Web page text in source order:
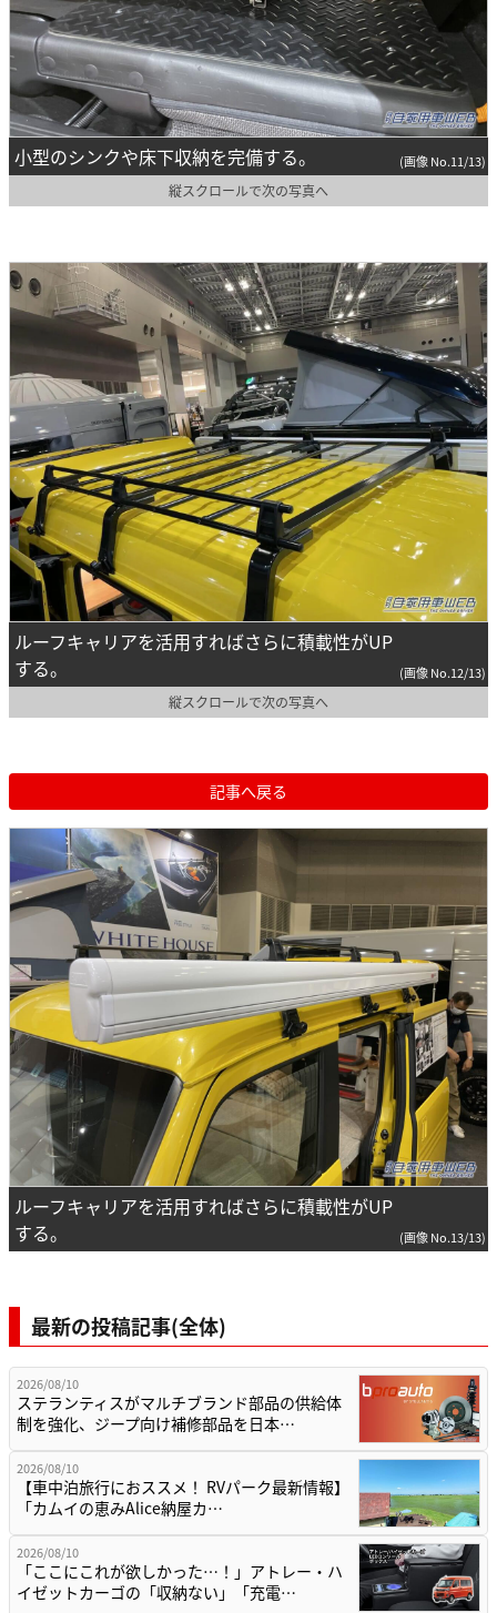
小型のシンクや床下収納を完備する。 (画像 No.11/13)
縦スクロールで次の写真へ
ルーフキャリアを活用すればさらに積載性がUP
する。
(画像 No.12/13)
縦スクロールで次の写真へ
記事へ戻る
ルーフキャリアを活用すればさらに積載性がUP
する。
(画像 No.13/13)
最新の投稿記事(全体)
2026/08/10
ステランティスがマルチブランド部品の供給体
制を強化、ジープ向け補修部品を日本…
2026/08/10
【車中泊旅行におススメ！ RVパーク最新情報】
「カムイの恵みAlice納屋カ…
2026/08/10
「ここにこれが欲しかった…！」アトレー・ハ
イゼットカーゴの「収納ない」「充電…